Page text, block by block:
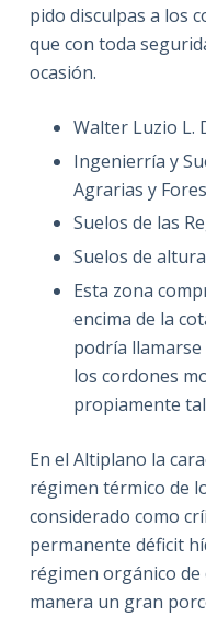
pido disculpas a los
que con toda
ocasión.
Walter Luzio L.
Ingenierría y
Agrarias y
Suelos de las
Suelos de
Esta zona
encima de la
podría llamarse
los cordones
propiamente
En el Altiplano la
régimen térmico de
considerado como
permanente déficit
régimen orgánico
manera un gran